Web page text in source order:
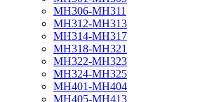
МН306-МН311
МН312-МН313
МН314-МН317
МН318-МН321
МН322-МН323
МН324-МН325
МН401-МН404
МН405-МН413